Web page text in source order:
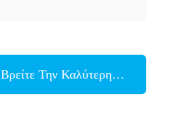
Βρείτε Την Καλύτερη Τιμή